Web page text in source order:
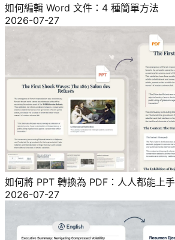
如何編輯 Word 文件：4 種簡單方法
2026-07-27
如何將 PPT 轉換為 PDF：人人都能上
2026-07-27